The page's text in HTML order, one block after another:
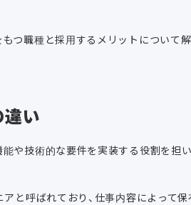
つ職種と採用するメリットについて
い
や技術的な要件を実装する役割を担
と呼ばれており、仕事内容によって